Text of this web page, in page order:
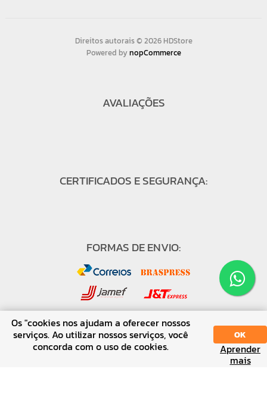
Direitos autorais © 2026 HDStore
Powered bynopCommerce
AVALIAÇÕES
CERTIFICADOS E SEGURANÇA:
FORMAS DE ENVIO:
FORMAS DE PAGAMENTO:
SORT DISPLAY
Os "cookies nos ajudam a oferecer nossos
serviços. Ao utilizar nossos serviços, você
concorda com o uso de cookies.
OK
Aprender
mais